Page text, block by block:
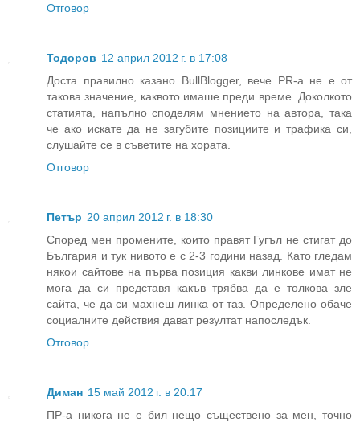
Отговор
Тодоров 12 април 2012 г. в 17:08
Доста правилно казано BullBlogger, вече PR-а не е от
такова значение, каквото имаше преди време. Доколкото
статията, напълно споделям мнението на автора, така
че ако искате да не загубите позициите и трафика си,
слушайте се в съветите на хората.
Отговор
Петър 20 април 2012 г. в 18:30
Според мен промените, които правят Гугъл не стигат до
България и тук нивото е с 2-3 години назад. Като гледам
някои сайтове на първа позиция какви линкове имат не
мога да си представя какъв трябва да е толкова зле
сайта, че да си махнеш линка от таз. Определено обаче
социалните действия дават резултат напоследък.
Отговор
Диман 15 май 2012 г. в 20:17
ПР-а никога не е бил нещо съществено за мен, точно